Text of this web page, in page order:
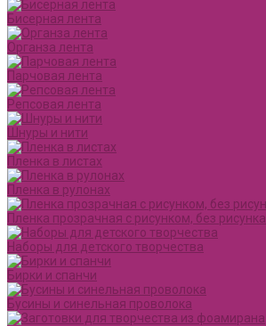
Бисерная лента
Органза лента
Парчовая лента
Репсовая лента
Шнуры и нити
Пленка в листах
Пленка в рулонах
Пленка прозрачная с рисунком, без рисунка
Наборы для детского творчества
Бирки и спанчи
Бусины и синельная проволока